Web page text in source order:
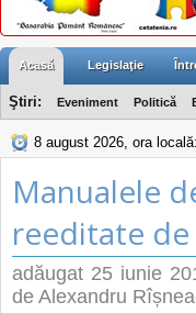
Acasă Legislaţie
Ştiri: Eveniment Politică
8 august 2026, ora
Manualele
reeditate de
adăugat 25 iunie
de Alexandru